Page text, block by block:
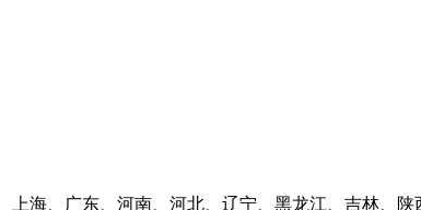
海、广东、河南、河北、辽宁、黑龙江、吉林、